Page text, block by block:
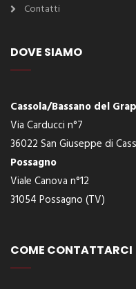
Contatti
DOVE SIAMO
Cassola/Bassano del
Via Carducci n°7
36022 San Giuseppe di
Possagno
Viale Canova n°12
31054 Possagno (TV)
COME CONTATTARCI